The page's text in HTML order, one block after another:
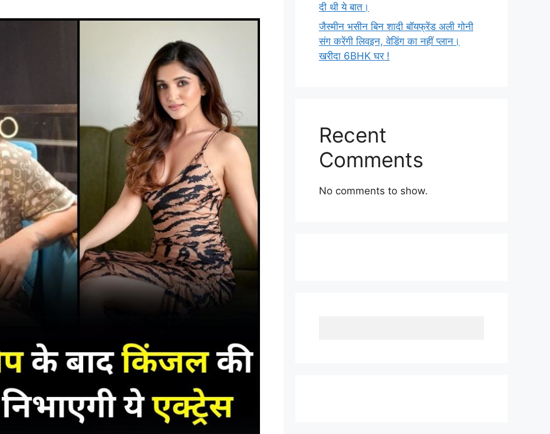
दी थी ये बात।
जैस्मीन भसीन बिन शादी बॉयफ्रेंड अली गोनी
संग करेंगी लिवइन, वेडिंग का नहीं प्लान।
खरीदा 6BHK घर !
Recent
Comments
No comments to show.